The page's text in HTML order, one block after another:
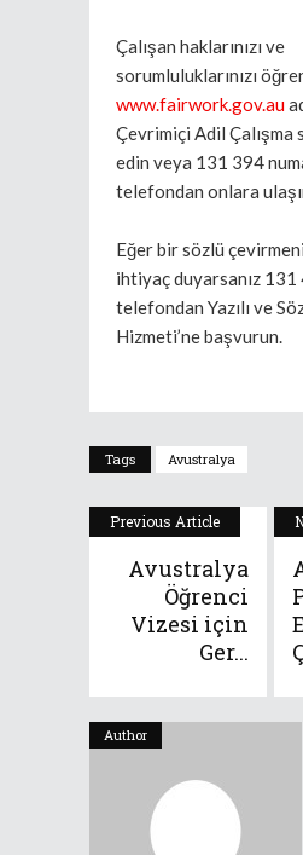
Çalışan haklarınızı ve
sorumluluklarınızı
www.fairwork.gov.au
Çevrimiçi Adil
edin veya 131 394
telefondan onlara
Eğer bir sözlü
ihtiyaç duyarsanız 131
telefondan Yazılı ve
Hizmeti’ne başvurun.
Tags Avustralya
Previous Article
Avustralya
Öğrenci
Vizesi için
Ger...
Author